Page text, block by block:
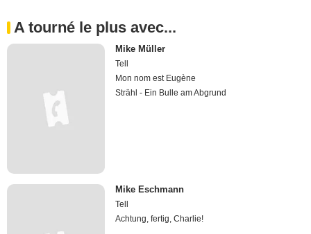
A tourné le plus avec...
Mike Müller
Tell
Mon nom est Eugène
Strähl - Ein Bulle am Abgrund
Mike Eschmann
Tell
Achtung, fertig, Charlie!